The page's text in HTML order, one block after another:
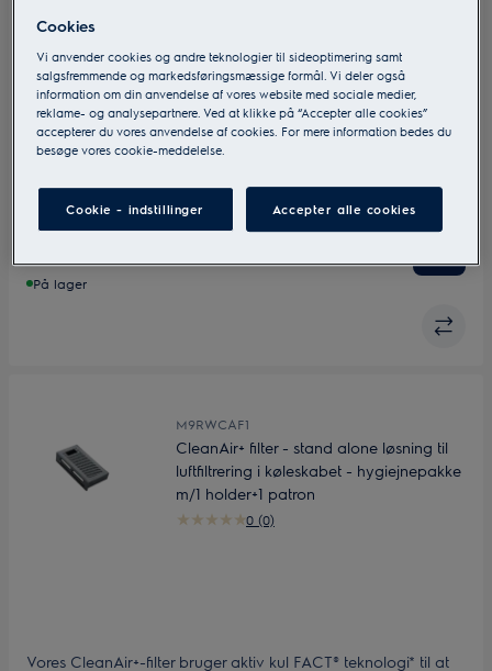
Pakke med 2 luftfiltre til CleanAir+ holderen i dit køleskab og
den aktive kul FACT® teknologi*, der er udviklet af naturligt
trækul, opfanges op til 90% af lugtene på 15 minutter**.
Udskift filteret hver 6. måned for at opnå de bedste resultater.
DKK 141
På lager
M9RWCAF1
0 (0)
CleanAir+ filter - stand alone løsning til
luftfiltrering i køleskabet - hygiejnepakke
m/1 holder+1 patron
Vores CleanAir+-filter bruger aktiv kul FACT® teknologi* til at
Cookies
Vi anvender cookies og andre teknologier til sideoptimering samt
salgsfremmende og markedsføringsmæssige formål. Vi deler også
information om din anvendelse af vores website med sociale medier,
reklame- og analysepartnere. Ved at klikke på “Accepter alle cookies”
accepterer du vores anvendelse af cookies. For mere information bedes du
besøge vores cookie-meddelelse.
Cookie - indstillinger Accepter alle cookies